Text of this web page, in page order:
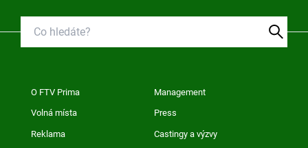
O FTV Prima Management
Volná místa Press
Reklama Castingy a výzvy